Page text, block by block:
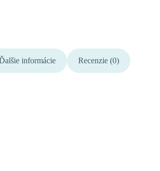
informácie Recenzie (0)